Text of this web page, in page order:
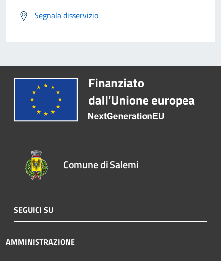
Segnala disservizio
Comune di Salemi
SEGUICI SU
AMMINISTRAZIONE